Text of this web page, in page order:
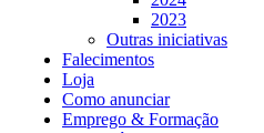
2023
Outras iniciativas
Falecimentos
Loja
Como anunciar
Emprego & Formação